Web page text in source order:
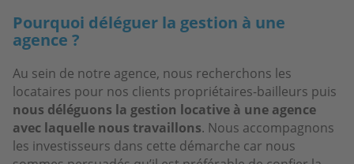
Pourquoi déléguer la gestion à une
agence ?
Au sein de notre agence, nous recherchons les
locataires pour nos clients propriétaires-bailleurs puis
nous déléguons la gestion locative à une agence
avec laquelle nous travaillons. Nous accompagnons
les investisseurs dans cette démarche car nous